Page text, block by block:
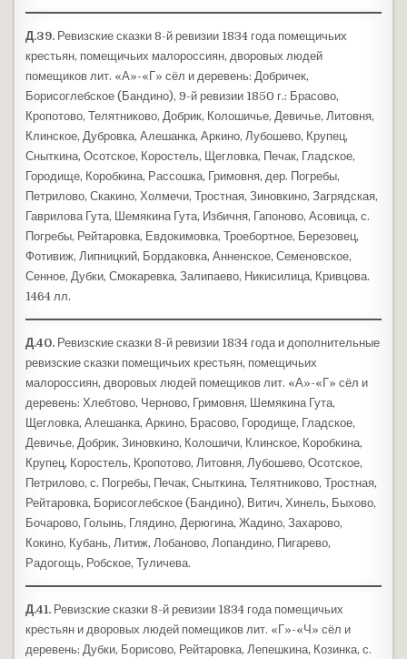
Д.39. Ревизские сказки 8-й ревизии 1834 года помещичьих
крестьян, помещичьих малороссиян, дворовых людей
помещиков лит. «А»-«Г» сёл и деревень: Добричек,
Борисоглебское (Бандино), 9-й ревизии 1850 г.: Брасово,
Кропотово, Телятниково, Добрик, Колошичье, Девичье, Литовня,
Клинское, Дубровка, Алешанка, Аркино, Лубошево, Крупец,
Сныткина, Осотское, Коростель, Щегловка, Печак, Гладское,
Городище, Коробкина, Рассошка, Гримовня, дер. Погребы,
Петрилово, Скакино, Холмечи, Тростная, Зиновкино, Загрядская,
Гаврилова Гута, Шемякина Гута, Избичня, Гапоново, Асовица, с.
Погребы, Рейтаровка, Евдокимовка, Троебортное, Березовец,
Фотивиж, Липницкий, Бордаковка, Анненское, Семеновское,
Сенное, Дубки, Смокаревка, Залипаево, Никисилица, Кривцова.
1464 лл.
Д.40. Ревизские сказки 8-й ревизии 1834 года и дополнительные
ревизские сказки помещичьих крестьян, помещичьих
малороссиян, дворовых людей помещиков лит. «А»-«Г» сёл и
деревень: Хлебтово, Черново, Гримовня, Шемякина Гута,
Щегловка, Алешанка, Аркино, Брасово, Городище, Гладское,
Девичье, Добрик, Зиновкино, Колошичи, Клинское, Коробкина,
Крупец, Коростель, Кропотово, Литовня, Лубошево, Осотское,
Петрилово, с. Погребы, Печак, Сныткина, Телятниково, Тростная,
Рейтаровка, Борисоглебское (Бандино), Витич, Хинель, Быхово,
Бочарово, Голынь, Глядино, Дерюгина, Жадино, Захарово,
Кокино, Кубань, Литиж, Лобаново, Лопандино, Пигарево,
Радогощь, Робское, Туличева.
Д.41. Ревизские сказки 8-й ревизии 1834 года помещичьих
крестьян и дворовых людей помещиков лит. «Г»-«Ч» сёл и
деревень: Дубки, Борисово, Рейтаровка, Лепешкина, Козинка, с.